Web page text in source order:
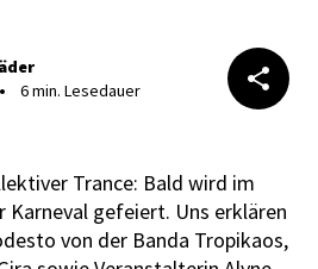
6 min. Lesedauer
Trance: Bald wird im
Karneval gefeiert. Uns erklären
von der Banda Tropikaos,